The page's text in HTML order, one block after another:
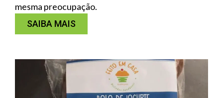
mesma preocupação.
SAIBA MAIS